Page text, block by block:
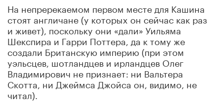
На непререкаемом первом месте для Кашина
стоят англичане (у которых он сейчас как раз
и живет), поскольку они «дали» Уильяма
Шекспира и Гарри Поттера, да к тому же
создали Британскую империю (при этом
уэльсцев, шотландцев и ирландцев Олег
Владимирович не признает: ни Вальтера
Скотта, ни Джеймса Джойса он, видимо, не
читал).